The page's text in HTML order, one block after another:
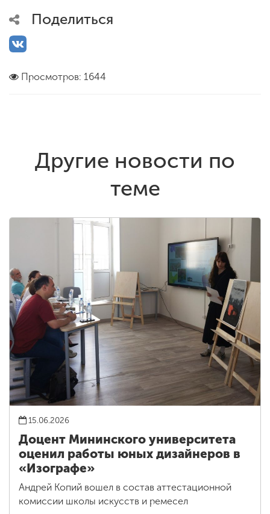
Поделиться
Просмотров: 1644
Другие новости по
теме
15.06.2026
Доцент Мининского университета
оценил работы юных дизайнеров в
«Изографе»
Андрей Копий вошел в состав аттестационной
комиссии школы искусств и ремесел